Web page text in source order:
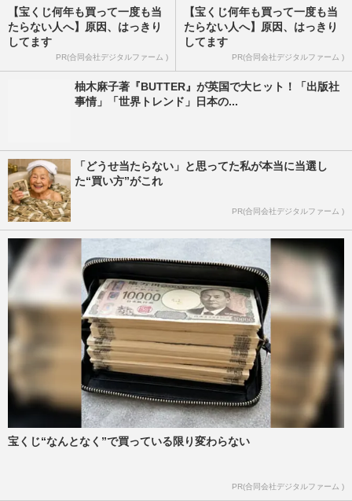
【宝くじ何年も買って一度も当
たらない人へ】原因、はっきり
してます
PR(合同会社デジタルファーム )
【宝くじ何年も買って一度も当
たらない人へ】原因、はっきり
してます
PR(合同会社デジタルファーム )
柚木麻子著『BUTTER』が英国で大ヒット！「出版社
事情」「世界トレンド」日本の...
「どうせ当たらない」と思ってた私が本当に当選し
た“買い方”がこれ
PR(合同会社デジタルファーム )
宝くじ“なんとなく”で買っている限り変わらない
PR(合同会社デジタルファーム )